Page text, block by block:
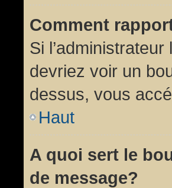
Comment
Si
devriez voir un
dessus, vous
Haut
A quoi sert le
de message?